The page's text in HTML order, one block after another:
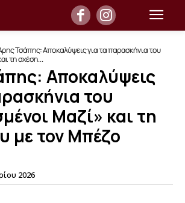
Τσάπης: Αποκαλύψεις για τα παρασκήνια του
τη σχέση...
Αποκαλύψεις
του
Μαζί» και τη
με τον Μπέζο
2026